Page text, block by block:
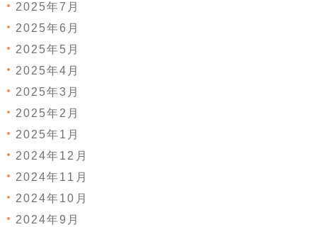
2025年7月
2025年6月
2025年5月
2025年4月
2025年3月
2025年2月
2025年1月
2024年12月
2024年11月
2024年10月
2024年9月